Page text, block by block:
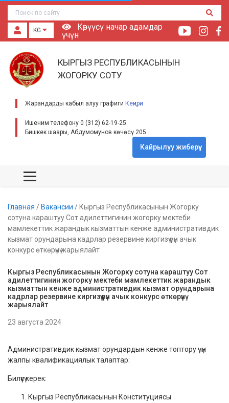
KG
Көрүүсү начар адамдар
үчүн
КЫРГЫЗ РЕСПУБЛИКАСЫНЫН
ЖОГОРКУ СОТУ
Жарандарды кабыл алуу графиги Кеңири
Ишеним телефону 0 (312) 62-19-25
Бишкек шаары, Абдумомунов көчөсү 205
Кайрылуу жиберүү
Главная / Вакансии / Кыргыз Республикасынын Жогорку
сотуна караштуу Сот адилеттигинин жогорку мектеби
мамлекеттик жарандык кызматтын кенже административдик
кызмат орундарына кадрлар резервине киргизүү үчүн ачык
конкурс өткөрүүнү жарыялайт
Кыргыз Республикасынын Жогорку сотуна караштуу Сот
адилеттигинин жогорку мектеби мамлекеттик жарандык
кызматтын кенже административдик кызмат орундарына
кадрлар резервине киргизүү үчүн ачык конкурс өткөрүүнү
жарыялайт
23 августа 2024
Административдик кызмат орундардын кенже топтору үчүн
жалпы квалификациялык талаптар:
Билүүсү керек:
Кыргыз Республикасынын Конституциясы.